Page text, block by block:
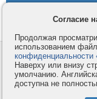
Контакты
Компания
Услуги
Согласие
Продолжая
использованием
конфиденциальности
Наверху или внизу
умолчанию.
доступна не